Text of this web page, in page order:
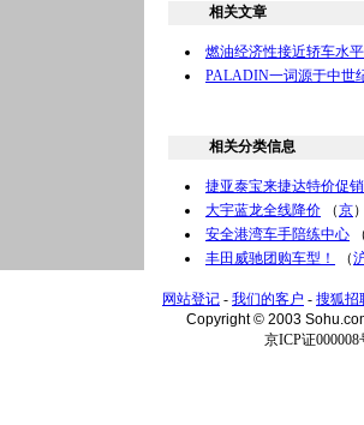
相关文章
燃油经济性接近轿车水
PALADIN一词源于中世
相关分类信息
捷亚泰宝来捷达特价促销
大宇蓝龙全线降价 （京
安全港湾车手陪练中心
丰田威驰团购车型！
（
网站登记 - 我们的客户 - 搜狐招
Copyright © 2003
京ICP证